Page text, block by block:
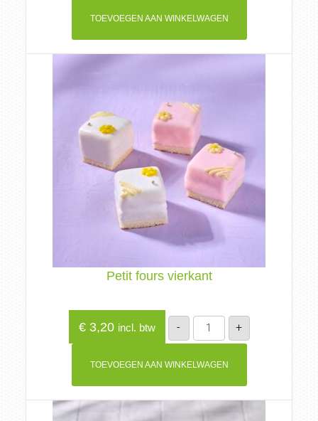
TOEVOEGEN AAN WINKELWAGEN
Petit fours vierkant
€3,20 incl. btw -
Petit
fours
vierkant
+
TOEVOEGEN AAN WINKELWAGEN